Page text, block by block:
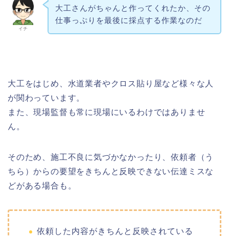
イチ
大工さんがちゃんと作ってくれたか、その
仕事っぷりを最後に採点する作業なのだ
大工をはじめ、水道業者やクロス貼り屋など様々な人
が関わっています。
また、現場監督も常に現場にいるわけではありませ
ん。
そのため、施工不良に気づかなかったり、依頼者（う
ちら）からの要望をきちんと反映できない伝達ミスな
どがある場合も。
依頼した内容がきちんと反映されている